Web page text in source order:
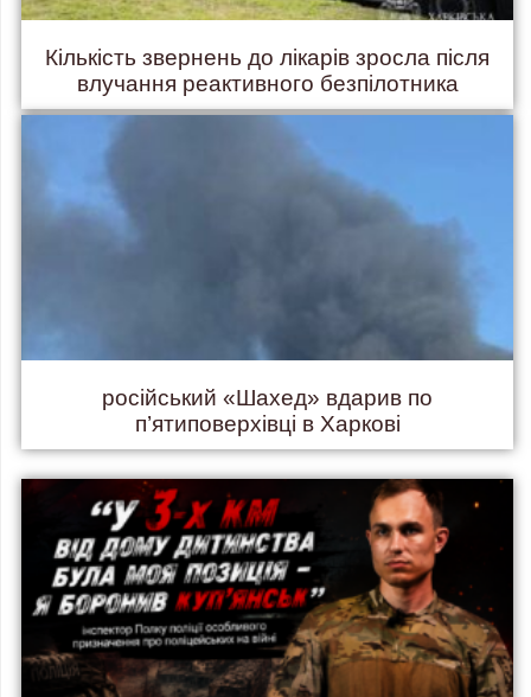
Кількість звернень до лікарів зросла після
влучання реактивного безпілотника
російський «Шахед» вдарив по
п’ятиповерхівці в Харкові